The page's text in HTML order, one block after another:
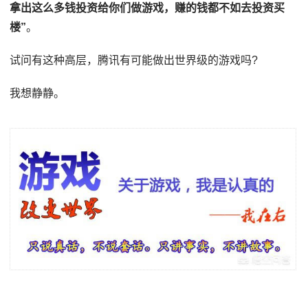
拿出这么多钱投资给你们做游戏，赚的钱都不如去投资买
楼”。
试问有这种高层，腾讯有可能做出世界级的游戏吗?
我想静静。